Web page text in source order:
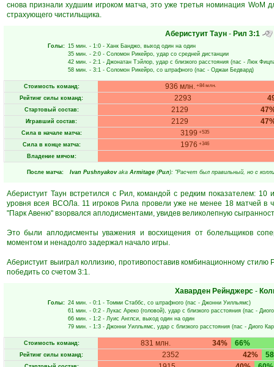
снова признали худшим игроком матча, это уже третья номинация WoM
страхующего чистильщика.
Аберистуит Таун- Рил 3:1
Голы: 15 мин. - 1:0 - Ханк Банджо, выход один на один
35 мин. - 2:0 - Соломон Рикейро, удар со средней дистанции
42 мин. - 2:1 - Джонатан Тэйлор, удар с близкого расстояния (пас - Люк
58 мин. - 3:1 - Соломон Рикейро, со штрафного (пас - Оджаи Бедвард)
Стоимость команд: 936 млн. +84 млн.
Рейтинг силы команд: 2293
Стартовый состав: 2129
Игравший состав: 2129
Сила в начале матча: 3199 +535
Сила в конце матча: 1976 +346
Владение мячом:
После матча: Ivan Pushnyakov aka Armitage (Рил): "Расчет был правильный, но с
Аберистуит Таун встретился с Рил, командой с редким показателем:
уровня всея ВСОЛа. 11 игроков Рила провели уже не менее 18 матчей в
"Парк Авеню" взорвался аплодисментами, увидев великолепную
Это были аплодисменты уважения и восхищения от болельщиков
моментом и ненадолго задержал начало игры.
Аберистуит выиграл коллизию, противопоставив комбинационному
победить со счетом 3:1.
Хаварден Рейнджерс -
Голы: 24 мин. - 0:1 - Томми Стаббс, со штрафного (пас - Джонни Уилльямс)
61 мин. - 0:2 - Лукас Ареко (головой), удар с близкого расстояния (пас -
66 мин. - 1:2 - Луис Англси, выход один на один
79 мин. - 1:3 - Джонни Уилльямс, удар с близкого расстояния (пас - Диого
Стоимость команд: 34%
831 млн. 66%
Рейтинг силы команд: 42%
2352